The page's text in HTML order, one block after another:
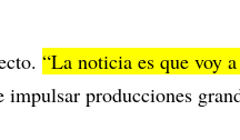
“La noticia es que voy
producciones